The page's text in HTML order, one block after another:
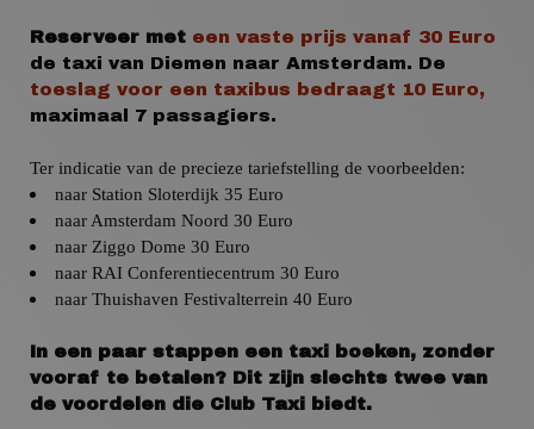
Reserveer met een vaste prijs vanaf 30 Euro
de taxi van Diemen naar Amsterdam. De
toeslag voor een taxibus
bedraagt 10 Euro,
maximaal 7 passagiers.
Ter indicatie van de precieze tariefstelling de voorbeelden:
naar Station Sloterdijk 35 Euro
naar Amsterdam Noord 30 Euro
naar Ziggo Dome 30 Euro
naar RAI Conferentiecentrum 30 Euro
naar Thuishaven Festivalterrein 40 Euro
In een paar stappen een taxi boeken, zonder
vooraf te betalen? Dit zijn slechts twee van
de voordelen die Club Taxi biedt.